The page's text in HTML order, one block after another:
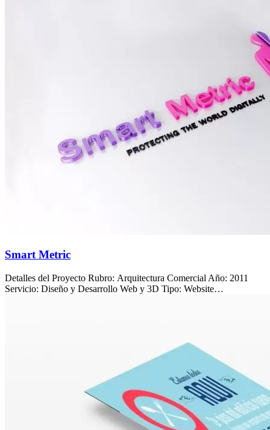
Smart Metric
Detalles del Proyecto Rubro: Arquitectura Comercial Año: 2011
Servicio: Diseño y Desarrollo Web y 3D Tipo: Website…